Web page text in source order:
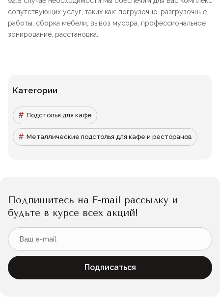
сопутствующих услуг, таких как: погрузочно-разгрузочные
работы, сборка мебели, вывоз мусора, профессиональное
зонирование, расстановка.
Категории
Подстолья для кафе
Металлические подстолья для кафе и ресторанов
Подпишитесь на E-mail рассылку и
будьте в курсе всех акций!
Подписаться